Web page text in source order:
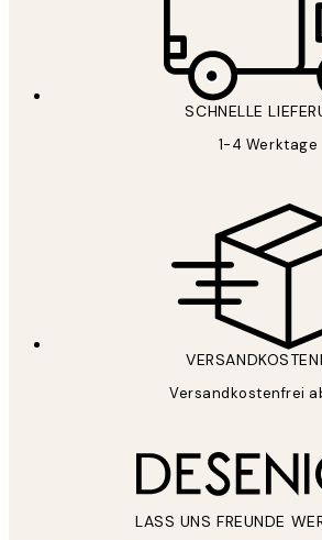
SCHNELLE
1-4 Werktage
Versandkostenfrei
LASS UNS FREUNDE